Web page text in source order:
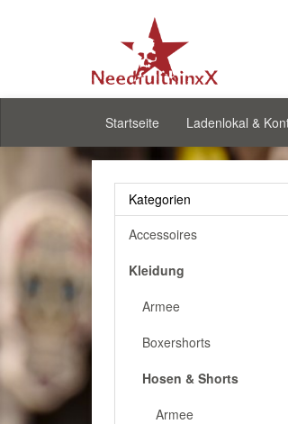
Startseite Ladenlokal &
Kategorien
Accessoires
Kleidung
Armee
Boxershorts
Hosen & Shorts
Armee